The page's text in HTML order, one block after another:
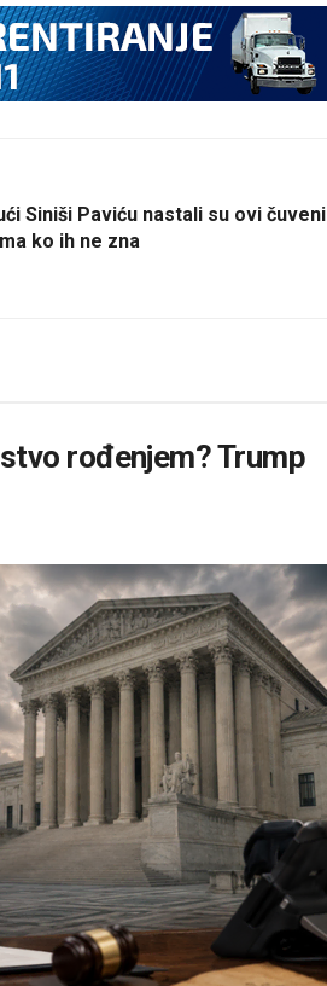
Siniši Paviću nastali su ovi čuveni
ko ih ne zna
rođenjem? Trump